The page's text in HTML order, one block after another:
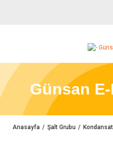
Günsan
Anasayfa Şalt Grubu